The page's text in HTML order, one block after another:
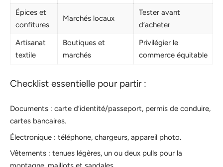
Épices et
confitures
Marchés locaux
Tester avant
d’acheter
Artisanat
textile
Boutiques et
marchés
Privilégier le
commerce équitable
Checklist essentielle pour partir :
Documents : carte d’identité/passeport, permis de conduire,
cartes bancaires.
Électronique : téléphone, chargeurs, appareil photo.
Vêtements : tenues légères, un ou deux pulls pour la